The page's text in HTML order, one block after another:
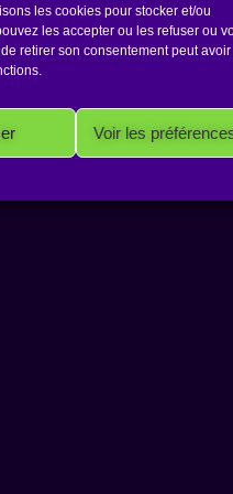
les cookies pour stocker et/ou
les accepter ou les refuser ou
retirer son consentement peut avoir
Voir les